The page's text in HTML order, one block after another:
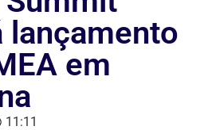
lançamento
em
11:11